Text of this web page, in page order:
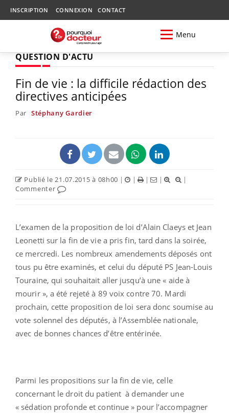
INSCRIPTION CONNEXION CONTACT
Menu
QUESTION D'ACTU
Fin de vie : la difficile rédaction des
directives anticipées
Par Stéphany Gardier
Publié le 21.07.2015 à 08h00 | | | |
|
Commenter
L’examen de la proposition de loi d’Alain Claeys et Jean
Leonetti sur la fin de vie a pris fin, tard dans la soirée,
ce mercredi. Les nombreux amendements déposés ont
tous pu être examinés, et celui du député PS Jean-Louis
Touraine, qui souhaitait aller jusqu’à une « aide à
mourir », a été rejeté à 89 voix contre 70. Mardi
prochain, cette proposition de loi sera donc soumise au
vote solennel des députés, à l’Assemblée nationale,
avec de bonnes chances d’être entérinée.
Parmi les propositions sur la fin de vie, celle
concernant le droit du patient à demander une
« sédation profonde et continue » pour l’accompagner